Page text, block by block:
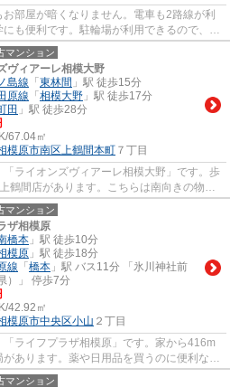
部屋が暗くなりません。電車も2路線が利
も便利です。駐輪場が利用できるので、自
。広々とした...
マンション
ヴィアーレ相模大野
島線 「 東林間 」駅 徒歩15分
原線 「 相模大野 」駅 徒歩17分
田 」駅 徒歩28分
67.04㎡
模原市南区上鶴間本町 ７丁目
ライオンズヴィアーレ相模大野」です。歩
鶴間店があります。こちらは南向きの物件
に立地していま...
マンション
ザ相模原
橋本 」駅 徒歩10分
模原 」駅 徒歩18分
線 「 橋本 」駅 バス11分 「氷川神社前
）」 停歩7分
42.92㎡
模原市中央区小山 ２丁目
ライフプラザ相模原」です。家から416m
あります。薬や日用品を買うのに便利な
清新店まで、480...
マンション